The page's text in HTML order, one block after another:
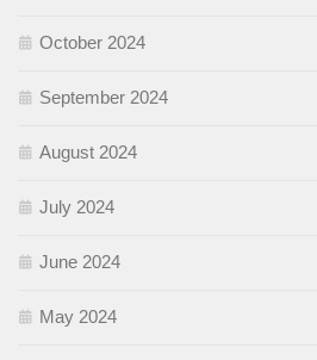
October 2024
September 2024
August 2024
July 2024
June 2024
May 2024